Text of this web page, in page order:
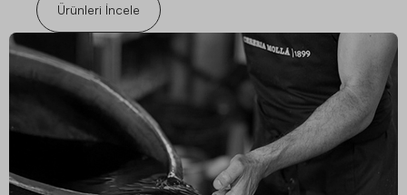
Ürünleri İncele